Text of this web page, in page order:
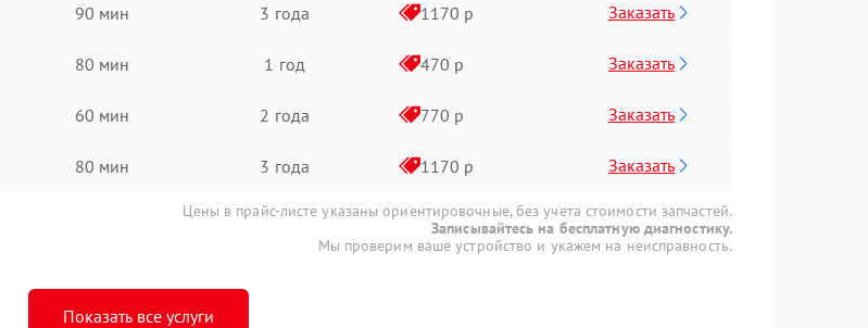
90 мин 3 года 1170 р Заказать
80 мин 1 год 470 р Заказать
60 мин 2 года 770 р Заказать
80 мин 3 года 1170 р Заказать
Цены в прайс-листе указаны ориентировочные, без учета стоимости запчастей.
Записывайтесь на бесплатную диагностику.
Мы проверим ваше устройство и укажем на неисправность.
Показать все услуги